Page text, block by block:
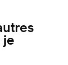
je